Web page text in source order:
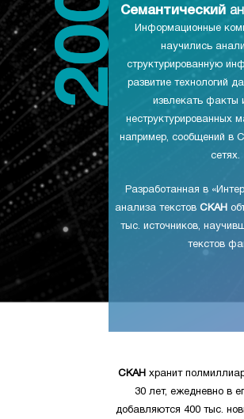
Семантический
Информационные
научились
структурированную
развитие технологий
извлекать факты
неструктурированных
например, сообщений в
сетях.
Разработанная в
анализа текстов СКАН
тыс. источников,
текстов
СКАН хранит
30 лет, ежедневно в
добавляются 400 тыс.